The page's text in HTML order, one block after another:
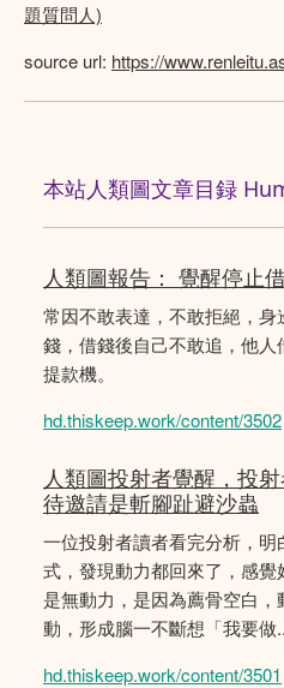
題質問人)
source url: https://
本站人類圖文章目録
人類圖報告： 覺醒停止
常因不敢表達，不敢拒絕，
錢，借錢後自己不敢追，他
提款機。
hd.thiskeep.work/content/3502
人類圖投射者覺醒，投
待邀請是斬腳趾避沙蟲
一位投射者讀者看完分析，
式，發現動力都回來了，感
是無動力，是因為薦骨空白
動，形成腦一不斷想「我要做
hd.thiskeep.work/content/3501